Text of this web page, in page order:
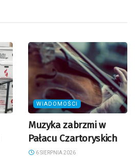
WIADOMOŚCI
Muzyka zabrzmi w
Pałacu Czartoryskich
6 SIERPNIA 2026